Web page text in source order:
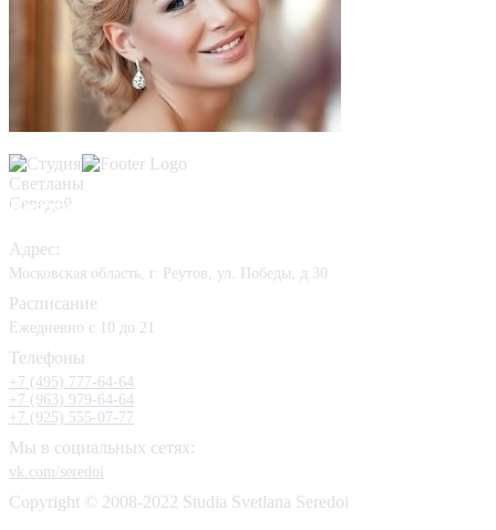
Контакты
Адрес:
Московская область, г. Реутов, ул. Победы, д.30
Расписание
Ежедневно с 10 до 21
Телефоны
+7 (495) 777-64-64
+7 (963) 979-64-64
+7 (925) 555-07-77
Мы в социальных сетях:
vk.com/seredoi
Copyright © 2008-2022 Studia Svetlana Seredoi